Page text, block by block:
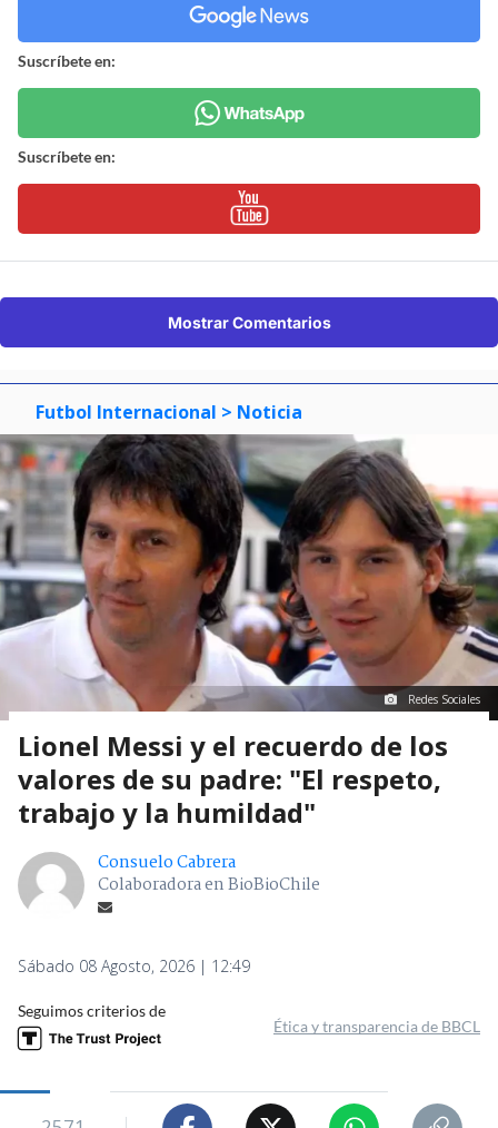
Suscríbete en:
Suscríbete en:
Mostrar Comentarios
Futbol Internacional > Noticia
Redes Sociales
Lionel Messi y el recuerdo de los
valores de su padre: "El respeto,
trabajo y la humildad"
Consuelo Cabrera
Colaboradora en BioBioChile
Sábado 08 Agosto, 2026 | 12:49
Seguimos criterios de
Ética y transparencia de BBCL